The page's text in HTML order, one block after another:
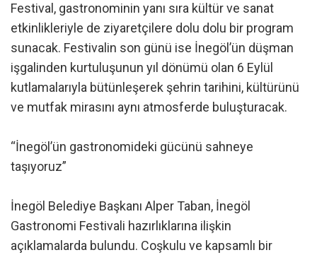
Festival, gastronominin yanı sıra kültür ve sanat
etkinlikleriyle de ziyaretçilere dolu dolu bir program
sunacak. Festivalin son günü ise İnegöl’ün düşman
işgalinden kurtuluşunun yıl dönümü olan 6 Eylül
kutlamalarıyla bütünleşerek şehrin tarihini, kültürünü
ve mutfak mirasını aynı atmosferde buluşturacak.
“İnegöl’ün gastronomideki gücünü sahneye
taşıyoruz”
İnegöl Belediye Başkanı Alper Taban, İnegöl
Gastronomi Festivali hazırlıklarına ilişkin
açıklamalarda bulundu. Coşkulu ve kapsamlı bir